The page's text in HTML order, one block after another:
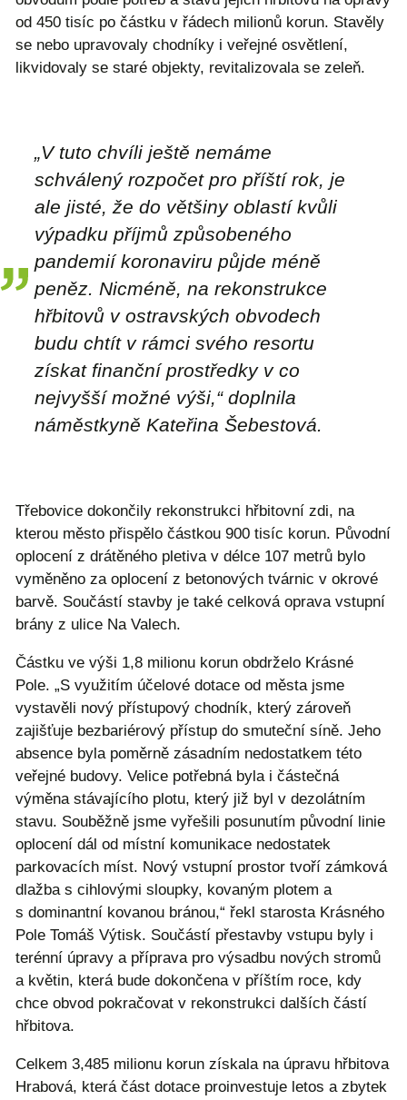
od 450 tisíc po částku v řádech milionů korun. Stavěly
se nebo upravovaly chodníky i veřejné osvětlení,
likvidovaly se staré objekty, revitalizovala se zeleň.
„V tuto chvíli ještě nemáme
schválený rozpočet pro příští rok, je
ale jisté, že do většiny oblastí kvůli
výpadku příjmů způsobeného
pandemií koronaviru půjde méně
peněz. Nicméně, na rekonstrukce
hřbitovů v ostravských obvodech
budu chtít v rámci svého resortu
získat finanční prostředky v co
nejvyšší možné výši,“ doplnila
náměstkyně Kateřina Šebestová.
Třebovice dokončily rekonstrukci hřbitovní zdi, na
kterou město přispělo částkou 900 tisíc korun. Původní
oplocení z drátěného pletiva v délce 107 metrů bylo
vyměněno za oplocení z betonových tvárnic v okrové
barvě. Součástí stavby je také celková oprava vstupní
brány z ulice Na Valech.
Částku ve výši 1,8 milionu korun obdrželo Krásné
Pole. „S využitím účelové dotace od města jsme
vystavěli nový přístupový chodník, který zároveň
zajišťuje bezbariérový přístup do smuteční síně. Jeho
absence byla poměrně zásadním nedostatkem této
veřejné budovy. Velice potřebná byla i částečná
výměna stávajícího plotu, který již byl v dezolátním
stavu. Souběžně jsme vyřešili posunutím původní linie
oplocení dál od místní komunikace nedostatek
parkovacích míst. Nový vstupní prostor tvoří zámková
dlažba s cihlovými sloupky, kovaným plotem a
s dominantní kovanou bránou,“ řekl starosta Krásného
Pole Tomáš Výtisk. Součástí přestavby vstupu byly i
terénní úpravy a příprava pro výsadbu nových stromů
a květin, která bude dokončena v příštím roce, kdy
chce obvod pokračovat v rekonstrukci dalších částí
hřbitova.
Celkem 3,485 milionu korun získala na úpravu hřbitova
Hrabová, která část dotace proinvestuje letos a zbytek